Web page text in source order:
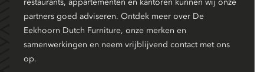
partners goed adviseren. Ontdek meer over De
Eekhoorn Dutch Furniture, onze merken en
samenwerkingen en neem vrijblijvend contact met ons
op.